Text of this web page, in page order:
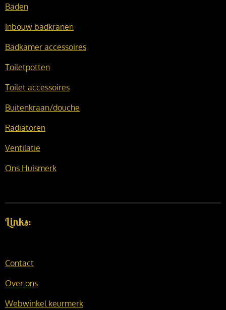
Baden
Inbouw badkranen
Badkamer accessoires
Toiletpotten
Toilet accessoires
Buitenkraan/douche
Radiatoren
Ventilatie
Ons Huismerk
Links:
Contact
Over ons
Webwinkel keurmerk